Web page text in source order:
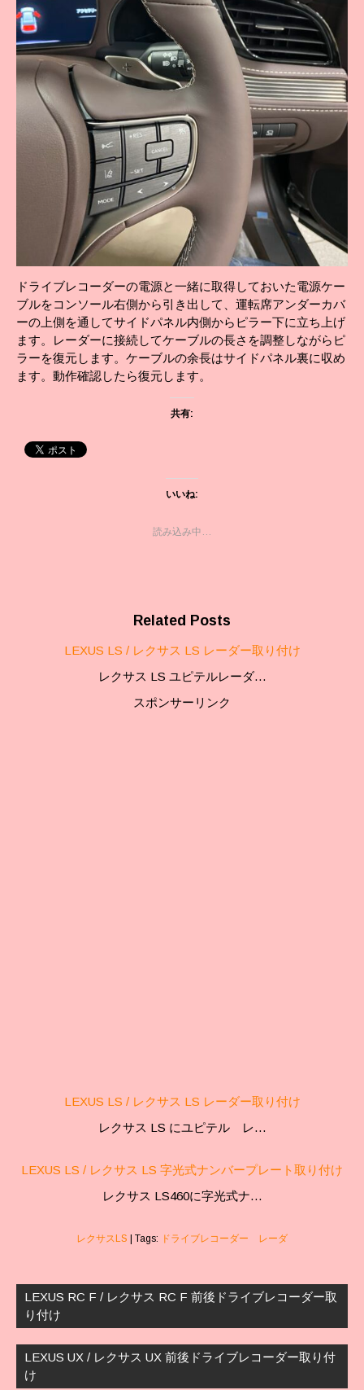
ドライブレコーダーの電源と一緒に取得しておいた電源ケー
ブルをコンソール右側から引き出して、運転席アンダーカバ
ーの上側を通してサイドパネル内側からピラー下に立ち上げ
ます。レーダーに接続してケーブルの長さを調整しながらピ
ラーを復元します。ケーブルの余長はサイドパネル裏に収め
ます。動作確認したら復元します。
共有:
いいね:
読み込み中…
Related Posts
LEXUS LS / レクサス LS レーダー取り付け
レクサス LS ユピテルレーダ…
スポンサーリンク
LEXUS LS / レクサス LS レーダー取り付け
レクサス LS にユピテル レ…
LEXUS LS / レクサス LS 字光式ナンバープレート取り付け
レクサス LS460に字光式ナ…
レクサスLS | Tags: ドライブレコーダー レーダ
稿
ナ
ビ
ゲ
ー
シ
LEXUS RC F / レクサス RC F 前後ドライブレコーダー取
り付け
LEXUS UX / レクサス UX 前後ドライブレコーダー取り付
け